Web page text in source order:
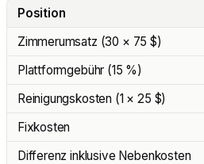
Position
Zimmerumsatz (30 × 75 $)
Plattformgebühr (15 %)
Reinigungskosten (1 × 25 $)
Fixkosten
Differenz inklusive Nebenkosten